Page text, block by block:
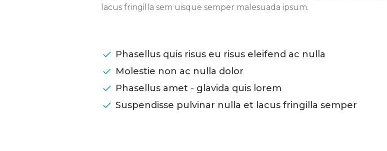
lacus fringilla sem uisque semper malesuada ipsum.
Phasellus quis risus eu risus eleifend ac nulla
Molestie non ac nulla dolor
Phasellus amet - glavida quis lorem
Suspendisse pulvinar nulla et lacus fringilla semper